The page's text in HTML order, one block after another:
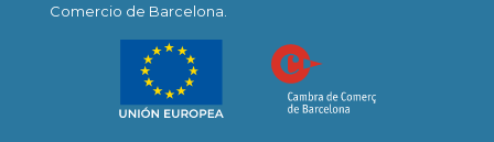
Comercio de Barcelona.